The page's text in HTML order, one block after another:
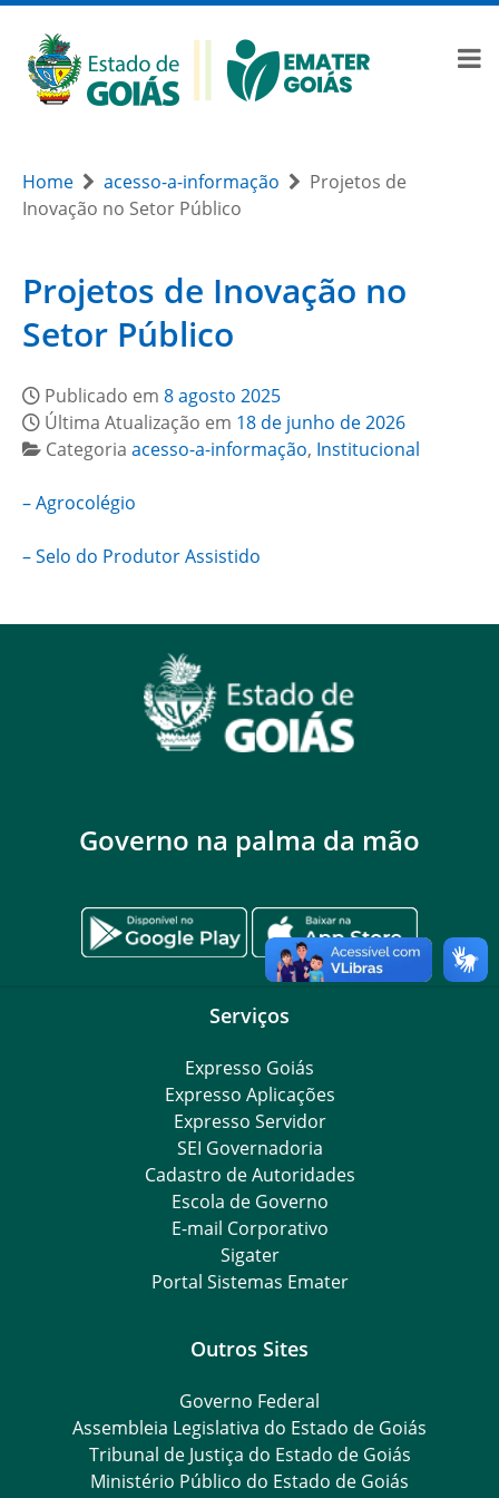
Home acesso-a-informação
Projetos de
Inovação no Setor Público
Projetos de Inovação no
Setor Público
Publicado em 8 agosto 2025
Última Atualização em 18 de junho de 2026
Categoria acesso-a-informação, Institucional
– Agrocolégio
– Selo do Produtor Assistido
Governo na palma da mão
Serviços
Expresso Goiás
Expresso Aplicações
Expresso Servidor
SEI Governadoria
Cadastro de Autoridades
Escola de Governo
E-mail Corporativo
Sigater
Portal Sistemas Emater
Outros Sites
Governo Federal
Assembleia Legislativa do Estado de Goiás
Tribunal de Justiça do Estado de Goiás
Ministério Público do Estado de Goiás